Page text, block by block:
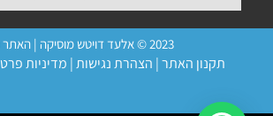
2023 © אלעד דויטש מוסיקה | האתר פועל ברשיון
תקנון האתר| הצהרת נגישות| מדיניות